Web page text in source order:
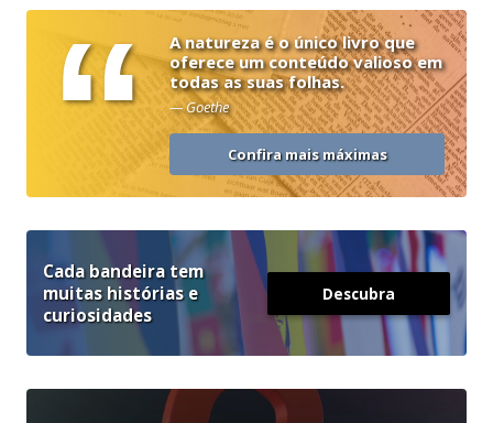
“
A natureza é o único livro que
oferece um conteúdo valioso em
todas as suas folhas.
— Goethe
Confira mais máximas
Cada bandeira tem
muitas histórias e
curiosidades
Descubra